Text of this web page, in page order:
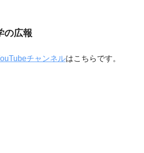
の広報
チャンネルはこちらです。